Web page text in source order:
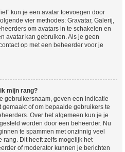
kun je een avatar toevoegen door
vier methodes: Gravatar, Galerij,
om avatars in te schakelen en
avatar kan gebruiken. Als je geen
op met een beheerder voor je
mijn rang?
gebruikersnaam, geven een indicatie
of om bepaalde gebruikers te
Over het algemeen kun je je
worden door een beheerder. Nu
te spammen met onzinnig veel
rang. Dit heeft zelfs mogelijk het
of moderator kunnen je berichten